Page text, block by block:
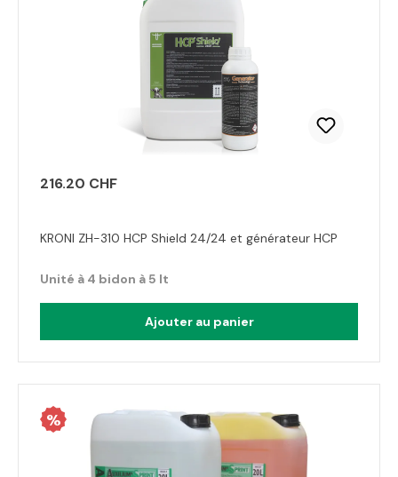
216.20 CHF
KRONI ZH-310 HCP Shield 24/24 et générateur HCP
Unité à 4 bidon à 5 lt
Ajouter au panier
%